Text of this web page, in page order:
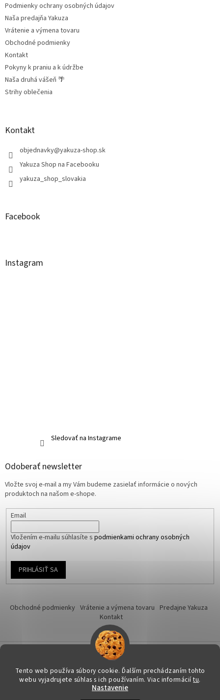
Tento web používa súbory cookie. Ďalším prechádzaním tohto
webu vyjadrujete súhlas s ich používaním. Viac informáciítu.
Nastavenie
Podmienky ochrany osobných údajov
Naša predajňa Yakuza
Vrátenie a výmena tovaru
Obchodné podmienky
Kontakt
Pokyny k praniu a k údržbe
Naša druhá vášeň 🌴
Strihy oblečenia
Kontakt
objednavky@yakuza-shop.sk
Yakuza Shop na Facebooku
yakuza_shop_slovakia
Facebook
Instagram
Sledovať na Instagrame
Odoberať newsletter
Vložte svoj e-mail a my Vám budeme zasielať informácie o nových
produktoch na našom e-shope.
Email
Vložením e-mailu súhlasíte s podmienkami ochrany osobných
údajov
PRIHLÁSIŤ SA
Obchodné podmienky Vrátenie a výmena tovaru Predajne Yakuza
Kontakt
Vytvoril Shoptet